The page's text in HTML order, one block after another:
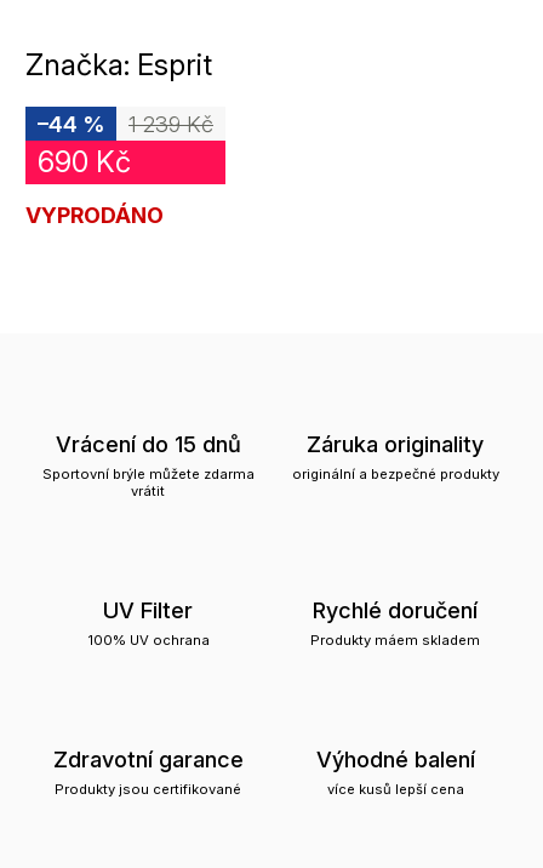
Značka: Esprit
1 239 Kč
–44 %
690 Kč
VYPRODÁNO
Vrácení do 15 dnů
Sportovní brýle můžete zdarma
vrátit
Záruka originality
originální a bezpečné produkty
UV Filter
100% UV ochrana
Rychlé doručení
Produkty máem skladem
Zdravotní garance
Produkty jsou certifikované
Výhodné balení
více kusů lepší cena